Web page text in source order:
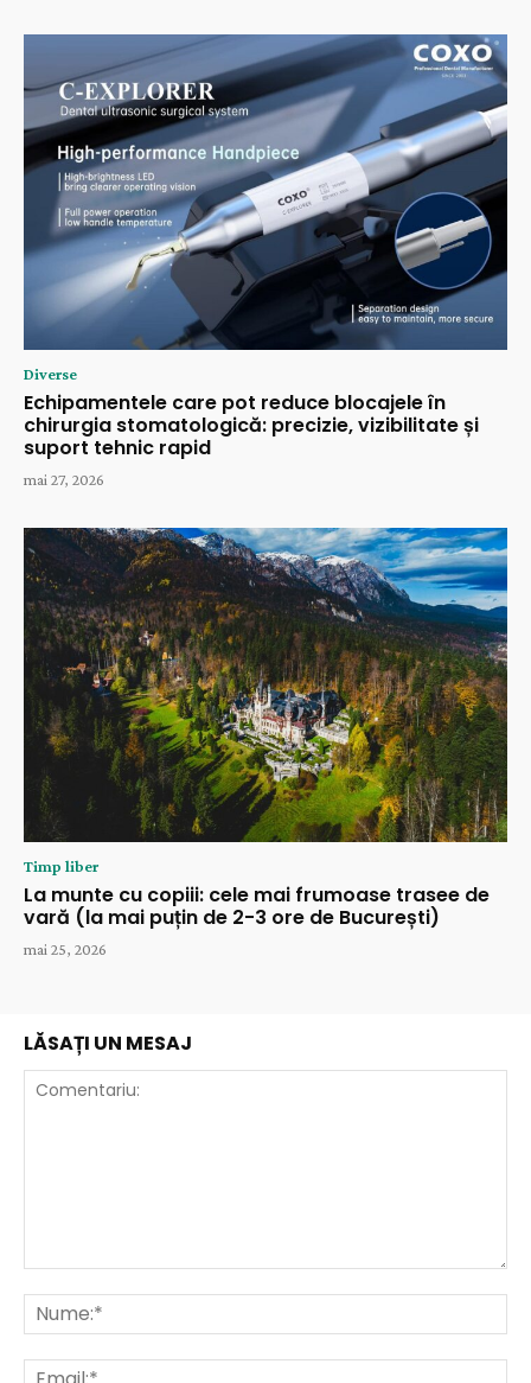
Diverse
Echipamentele care pot reduce blocajele în
chirurgia stomatologică: precizie, vizibilitate și
suport tehnic rapid
mai 27, 2026
Timp liber
La munte cu copiii: cele mai frumoase trasee de
vară (la mai puțin de 2-3 ore de București)
mai 25, 2026
LĂSAȚI UN MESAJ